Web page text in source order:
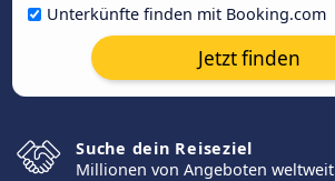
Unterkünfte finden mit Booking.com
Jetzt finden
Suche dein Reiseziel
Millionen von Angeboten weltweit